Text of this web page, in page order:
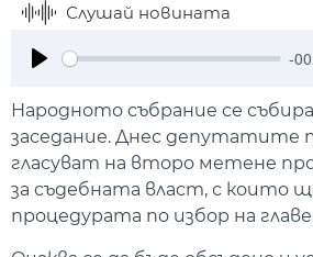
Слушай новината
-
Народното събрание се
заседание. Днес депутатите
гласуват на второ метене
за съдебната власт, с които
процедурата по избор на